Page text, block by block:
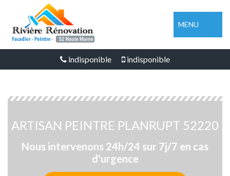
MENU
indisponible indisponible
ARTISAN PEINTRE PLANRUPT 52220
Nous intervenons 24h/24 sur 7j/7 en cas
d'urgence